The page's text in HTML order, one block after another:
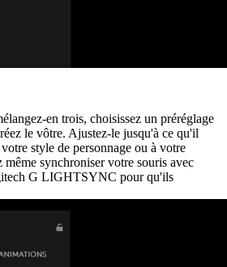
en trois, choisissez un préréglage
le vôtre. Ajustez-le jusqu'à ce qu'il
style de personnage ou à votre
synchroniser votre souris avec
G LIGHTSYNC pour qu'ils